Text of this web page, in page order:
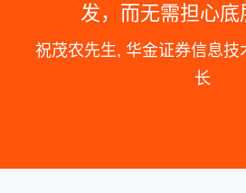
发，而无需担心底
祝茂农先生, 华金证券信息技
长